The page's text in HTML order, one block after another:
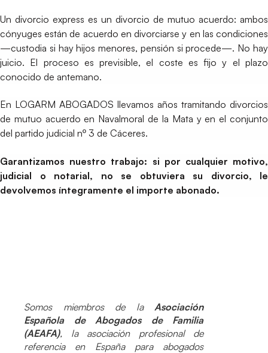
Un divorcio express es un divorcio de mutuo acuerdo: ambos
cónyuges están de acuerdo en divorciarse y en las condiciones
—custodia si hay hijos menores, pensión si procede—. No hay
juicio. El proceso es previsible, el coste es fijo y el plazo
conocido de antemano.
En LOGARM ABOGADOS llevamos años tramitando divorcios
de mutuo acuerdo en Navalmoral de la Mata y en el conjunto
del partido judicial nº 3 de Cáceres.
Garantizamos nuestro trabajo: si por cualquier motivo,
judicial o notarial, no se obtuviera su divorcio, le
devolvemos íntegramente el importe abonado.
Somos miembros de la Asociación
Española de Abogados de Familia
(AEAFA), la asociación profesional de
referencia en España para abogados